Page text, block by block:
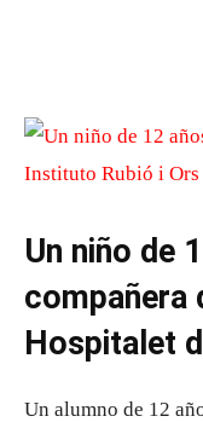
Un niño de
compañera
Hospitalet
Un alumno de 12